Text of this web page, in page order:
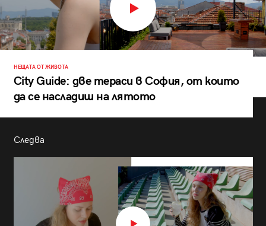
НЕЩАТА ОТ ЖИВОТА
City Guide: две тераси в София, от които
да се насладиш на лятото
Следва